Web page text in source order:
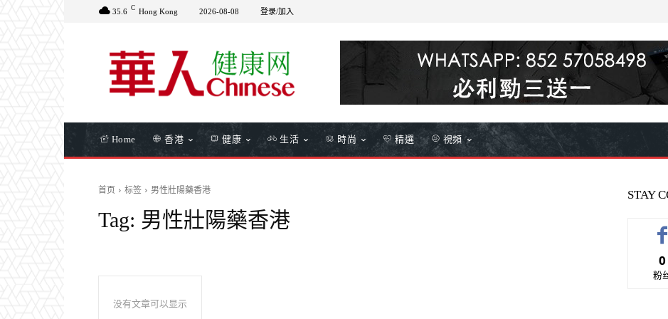
35.6 C Hong Kong 2026-08-08 登录/加入
Home 香港 健康 生活 時尚 精選 視頻
首页 标签 男性壯陽藥香港
Tag: 男性壯陽藥香港
没有文章可以显示
STAY
0
粉